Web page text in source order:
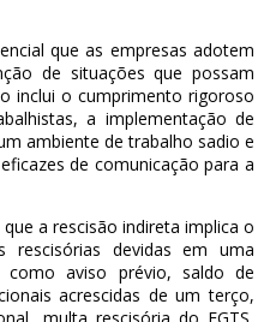
que as empresas adotem
de situações que possam
inclui o cumprimento rigoroso
a implementação de
ambiente de trabalho sadio e
de comunicação para a
a rescisão indireta implica o
rescisórias devidas em uma
aviso prévio, saldo de
acrescidas de um terço,
multa rescisória do FGTS,